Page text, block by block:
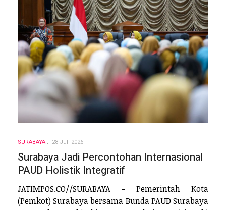
SURABAYA 28 Juli 2026
Surabaya Jadi Percontohan Internasional
PAUD Holistik Integratif
JATIMPOS.CO//SURABAYA - Pemerintah Kota
(Pemkot) Surabaya bersama Bunda PAUD Surabaya